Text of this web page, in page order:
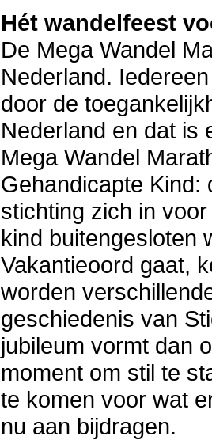
Hét wandelfeest
De Mega Wandel
Nederland.
door de
Nederland en dat is
Mega Wandel
Gehandicapte Kind:
stichting zich in
kind buitengesloten
Vakantieoord gaat,
worden
geschiedenis van
jubileum vormt dan
moment om stil te
te komen voor wat
nu aan bijdragen.